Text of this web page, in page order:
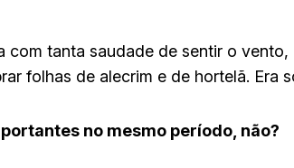
com tanta saudade de sentir o
folhas de alecrim e de hortelã. Era
no mesmo período, não?